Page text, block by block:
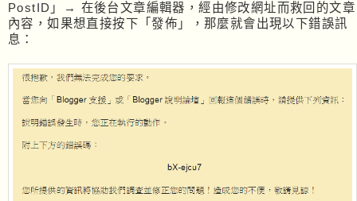
PostID」→ 在後台文章編輯器，經由修改網址而救回的文章
內容，如果想直接按下「發佈」，那麼就會出現以下錯誤訊
息：